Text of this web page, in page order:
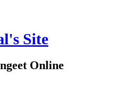
Site
Online